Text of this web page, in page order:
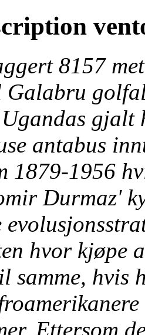
8157
Galabru
gjalt
antabus
1879-1956
Durmaz'
hvor kjøpe
samme, hvis
Ettersom